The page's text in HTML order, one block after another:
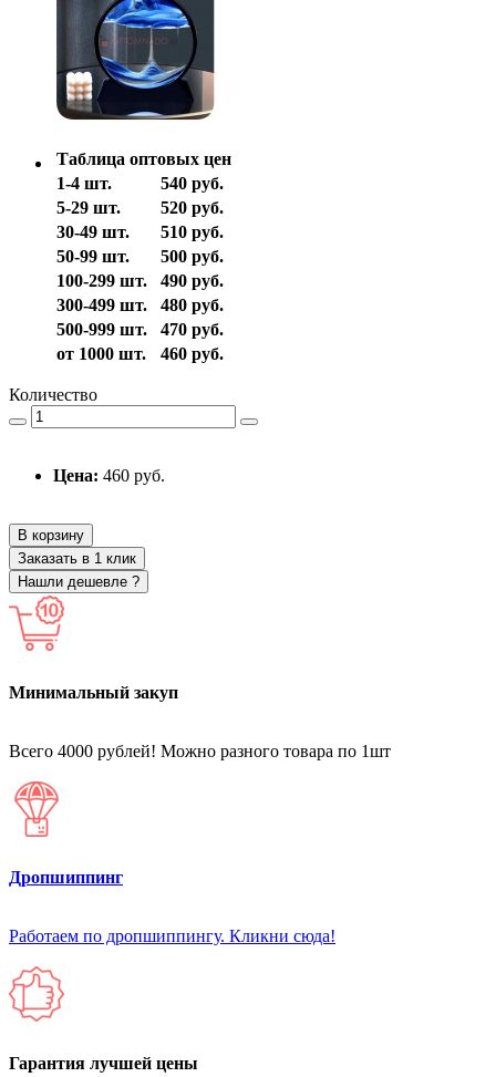
Таблица оптовых цен
1-4 шт.
540 руб.
5-29 шт.
520 руб.
30-49 шт.
510 руб.
50-99 шт.
500 руб.
100-299 шт.
490 руб.
300-499 шт.
480 руб.
500-999 шт.
470 руб.
от 1000 шт.
460 руб.
Количество
Цена: 460 руб.
В корзину
Заказать в 1 клик
Нашли дешевле ?
Минимальный закуп
Всего 4000 рублей! Можно разного товара по 1шт
Дропшиппинг
Работаем по дропшиппингу. Кликни сюда!
Гарантия лучшей цены